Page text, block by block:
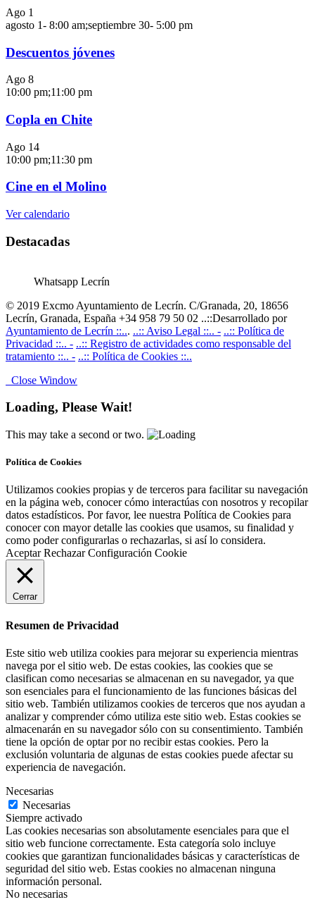
Ago 1
agosto 1- 8:00 am;septiembre 30- 5:00 pm
Descuentos jóvenes
Ago 8
10:00 pm;11:00 pm
Copla en Chite
Ago 14
10:00 pm;11:30 pm
Cine en el Molino
Ver calendario
Destacadas
Whatsapp Lecrín
© 2019 Excmo Ayuntamiento de Lecrín. C/Granada, 20, 18656
Lecrín, Granada, España +34 958 79 50 02 ..::Desarrollado por
Ayuntamiento de Lecrín ::... ..:: Aviso Legal ::.. - ..:: Política de
Privacidad ::.. - ..:: Registro de actividades como responsable del
tratamiento ::.. - ..:: Política de Cookies ::..
Close Window
Loading, Please Wait!
This may take a second or two.
Política de Cookies
Utilizamos cookies propias y de terceros para facilitar su navegación
en la página web, conocer cómo interactúas con nosotros y recopilar
datos estadísticos. Por favor, lee nuestra Política de Cookies para
conocer con mayor detalle las cookies que usamos, su finalidad y
como poder configurarlas o rechazarlas, si así lo considera.
Aceptar Rechazar Configuración Cookie
Cerrar
Resumen de Privacidad
Este sitio web utiliza cookies para mejorar su experiencia mientras
navega por el sitio web. De estas cookies, las cookies que se
clasifican como necesarias se almacenan en su navegador, ya que
son esenciales para el funcionamiento de las funciones básicas del
sitio web. También utilizamos cookies de terceros que nos ayudan a
analizar y comprender cómo utiliza este sitio web. Estas cookies se
almacenarán en su navegador sólo con su consentimiento. También
tiene la opción de optar por no recibir estas cookies. Pero la
exclusión voluntaria de algunas de estas cookies puede afectar su
experiencia de navegación.
Necesarias
Necesarias
Siempre activado
Las cookies necesarias son absolutamente esenciales para que el
sitio web funcione correctamente. Esta categoría solo incluye
cookies que garantizan funcionalidades básicas y características de
seguridad del sitio web. Estas cookies no almacenan ninguna
información personal.
No necesarias